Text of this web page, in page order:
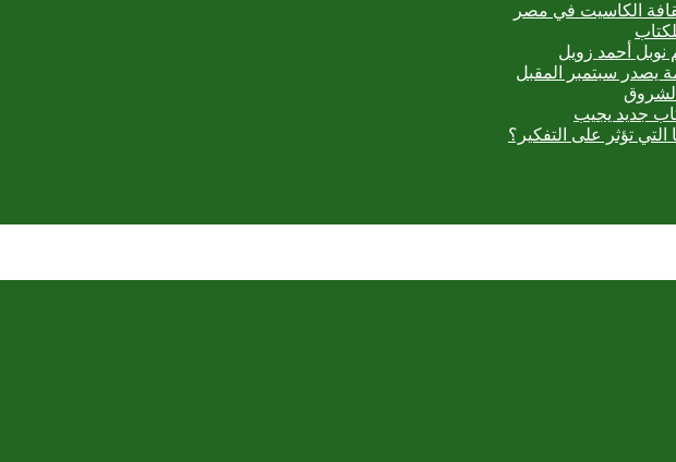
الكاسيت في مصر
نوبل أحمد زويل
يصدر سبتمبر المقبل
جديد يجيب
التي تؤثر على التفكير؟